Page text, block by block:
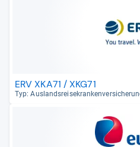
ERV XKA71 / XKG71
Typ: